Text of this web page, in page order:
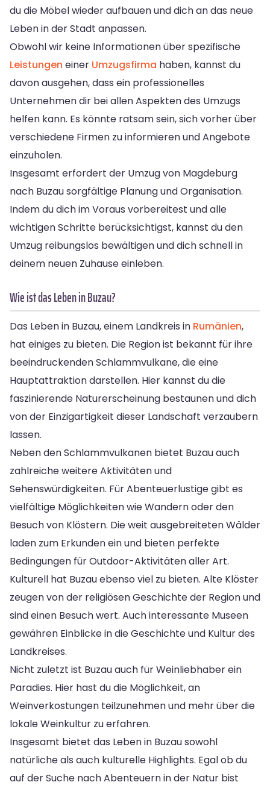
du die Möbel wieder aufbauen und dich an das neue
Leben in der Stadt anpassen.
Obwohl wir keine Informationen über spezifische
Leistungen einer Umzugsfirma haben, kannst du
davon ausgehen, dass ein professionelles
Unternehmen dir bei allen Aspekten des Umzugs
helfen kann. Es könnte ratsam sein, sich vorher über
verschiedene Firmen zu informieren und Angebote
einzuholen.
Insgesamt erfordert der Umzug von Magdeburg
nach Buzau sorgfältige Planung und Organisation.
Indem du dich im Voraus vorbereitest und alle
wichtigen Schritte berücksichtigst, kannst du den
Umzug reibungslos bewältigen und dich schnell in
deinem neuen Zuhause einleben.
Wie ist das Leben in Buzau?
Das Leben in Buzau, einem Landkreis in Rumänien,
hat einiges zu bieten. Die Region ist bekannt für ihre
beeindruckenden Schlammvulkane, die eine
Hauptattraktion darstellen. Hier kannst du die
faszinierende Naturerscheinung bestaunen und dich
von der Einzigartigkeit dieser Landschaft verzaubern
lassen.
Neben den Schlammvulkanen bietet Buzau auch
zahlreiche weitere Aktivitäten und
Sehenswürdigkeiten. Für Abenteuerlustige gibt es
vielfältige Möglichkeiten wie Wandern oder den
Besuch von Klöstern. Die weit ausgebreiteten Wälder
laden zum Erkunden ein und bieten perfekte
Bedingungen für Outdoor-Aktivitäten aller Art.
Kulturell hat Buzau ebenso viel zu bieten. Alte Klöster
zeugen von der religiösen Geschichte der Region und
sind einen Besuch wert. Auch interessante Museen
gewähren Einblicke in die Geschichte und Kultur des
Landkreises.
Nicht zuletzt ist Buzau auch für Weinliebhaber ein
Paradies. Hier hast du die Möglichkeit, an
Weinverkostungen teilzunehmen und mehr über die
lokale Weinkultur zu erfahren.
Insgesamt bietet das Leben in Buzau sowohl
natürliche als auch kulturelle Highlights. Egal ob du
auf der Suche nach Abenteuern in der Natur bist